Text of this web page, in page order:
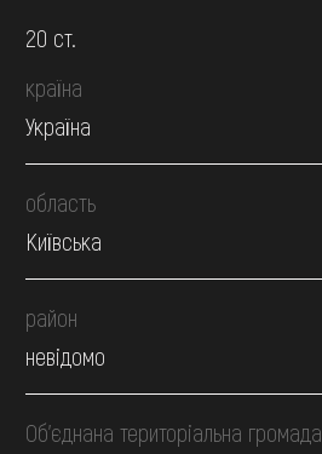
20 ст.
країна
Україна
область
Київська
район
невідомо
Об’єднана територіальна громада